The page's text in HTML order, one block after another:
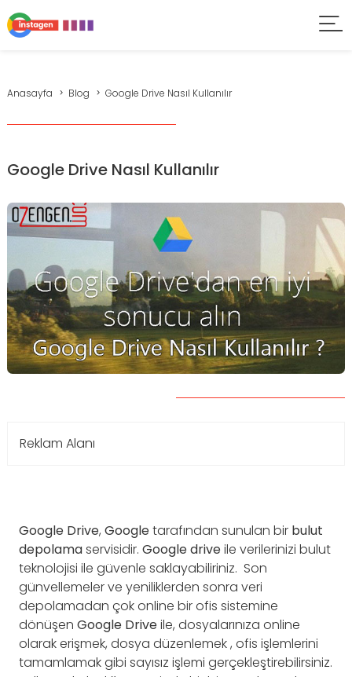
Anasayfa Blog Google Drive Nasıl Kullanılır
Google Drive Nasıl Kullanılır
Reklam Alanı
Google Drive, Googletarafından sunulan bir bulut
depolamaservisidir. Google driveile verilerinizi bulut
teknolojisi ile güvenle saklayabiliriniz. Son
günvellemeler ve yeniliklerden sonra veri
depolamadan çok online bir ofis sistemine
dönüşen Google Driveile, dosyalarınıza online
olarak erişmek, dosya düzenlemek , ofis işlemlerini
tamamlamak gibi sayısız işlemi gerçekleştirebilirsiniz.